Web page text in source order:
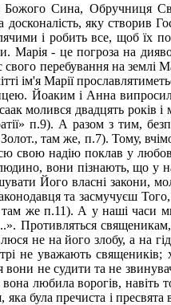
Сина, Обручниця
яку створив
і робить все, щоб їх
Марія - це погроза на
свого перебування на
ім'я Марії
Йоаким і Анна
молився двадцять років
п.9). А разом з тим,
там же, п.7). Тому,
свою надію поклав у
вони пізнають, що у
Його власні
та засмучуєш
же п.11). А у наші
не на його злобу, а на
не уважають
не судити та не
любила ворогів, навіть
була пречиста і